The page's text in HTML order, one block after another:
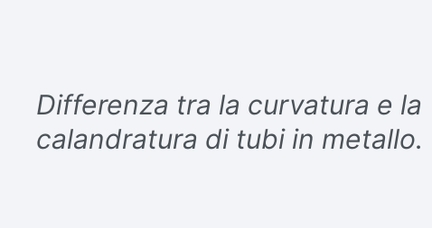
Differenza tra la curvatura e la
calandratura di tubi in metallo.